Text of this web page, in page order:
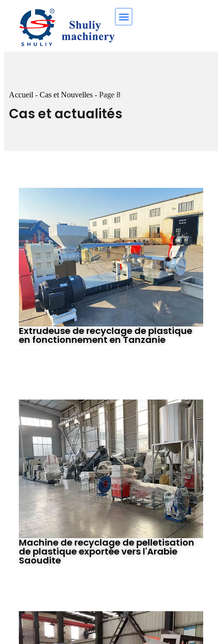
Accueil - Cas et Nouvelles - Page 8
Cas et actualités
Extrudeuse de recyclage de plastique
en fonctionnement en Tanzanie
Machine de recyclage de pelletisation
de plastique exportée vers l'Arabie
Saoudite